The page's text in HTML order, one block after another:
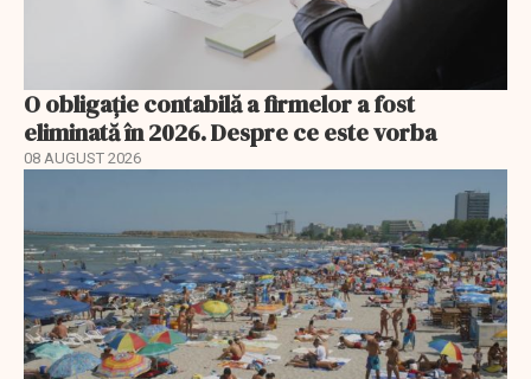
O obligație contabilă a firmelor a fost
eliminată în 2026. Despre ce este vorba
08 AUGUST 2026